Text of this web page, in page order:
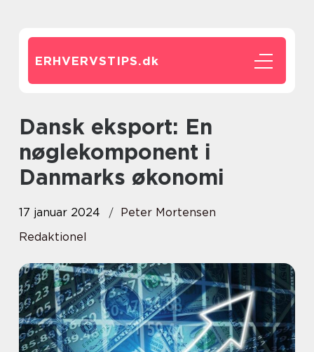
ERHVERVSTIPS.dk
Dansk eksport: En
nøglekomponent i
Danmarks økonomi
17 januar 2024
Peter Mortensen
Redaktionel